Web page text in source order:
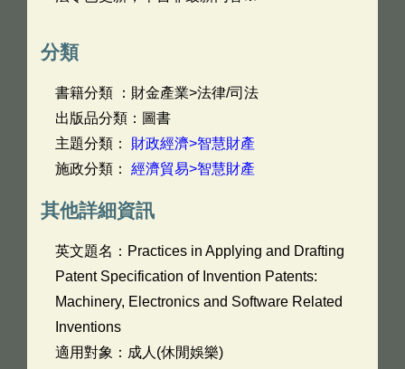
分類
書籍分類 ：財金產業>法律/司法
出版品分類：圖書
主題分類： 財政經濟>智慧財產
施政分類： 經濟貿易>智慧財產
其他詳細資訊
英文題名： Practices in Applying and Drafting
Patent Specification of Invention Patents:
Machinery, Electronics and Software Related
Inventions
適用對象：成人(休閒娛樂)